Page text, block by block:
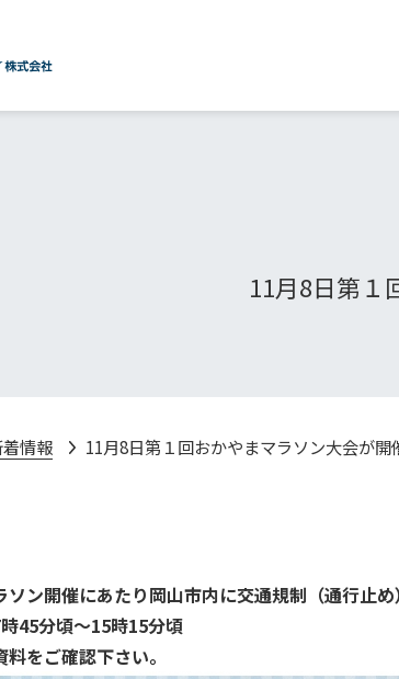
11月8日第１
情報 11月8日第１回おかやまマラソン大会が開
ソン開催にあたり岡山市内に交通規制（通行止め
45分頃～15時15分頃
をご確認下さい。